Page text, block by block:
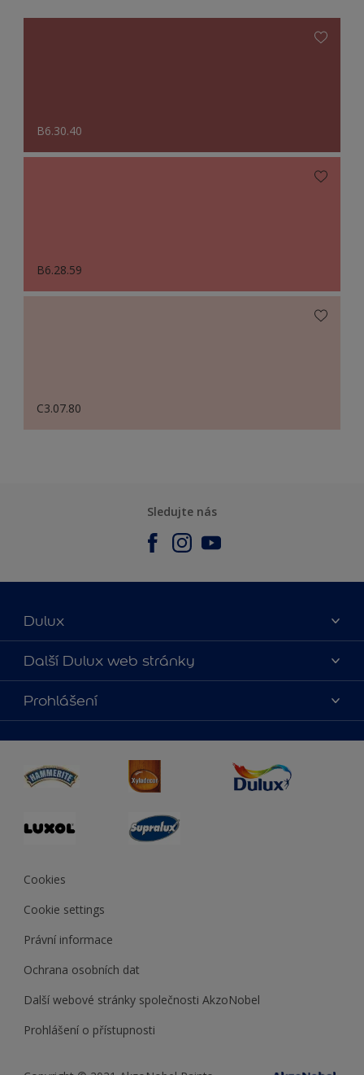
B6.30.40
B6.28.59
C3.07.80
Sledujte nás
Dulux
O nás
Kontaktujte nás
Najít obchod
Další Dulux web stránky
duluxmalir.cz
duluxmaliar.sk
duluxprodejnabarev.cz
duluxpredajnafarieb.sk
Prohlášení
Cookies
Cookie settings
Právní informace
Ochrana osobních dat
Další webové stránky společnosti AkzoNobel
Prohlášení o přístupnosti